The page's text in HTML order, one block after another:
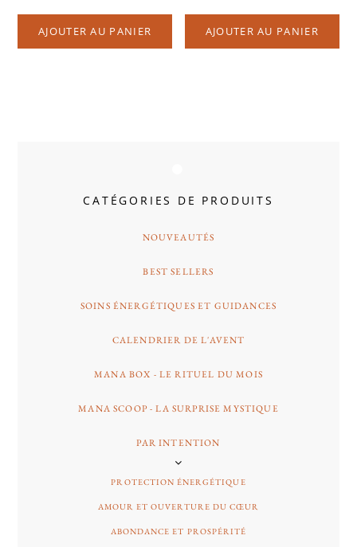
AJOUTER AU PANIER AJOUTER AU PANIER
CATÉGORIES DE PRODUITS
NOUVEAUTÉS
BEST SELLERS
SOINS ÉNERGÉTIQUES ET GUIDANCES
CALENDRIER DE L'AVENT
MANA BOX - LE RITUEL DU MOIS
MANA SCOOP - LA SURPRISE MYSTIQUE
PAR INTENTION
PROTECTION ÉNERGÉTIQUE
AMOUR ET OUVERTURE DU CŒUR
ABONDANCE ET PROSPÉRITÉ